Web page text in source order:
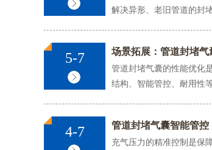
解决异形、老旧管道的封
5-7 场景拓展：管道封堵
管道封堵气囊的性能优化
结构、智能管控、耐用性
4-7 管道封堵气囊智能管
充气压力的精准控制是保